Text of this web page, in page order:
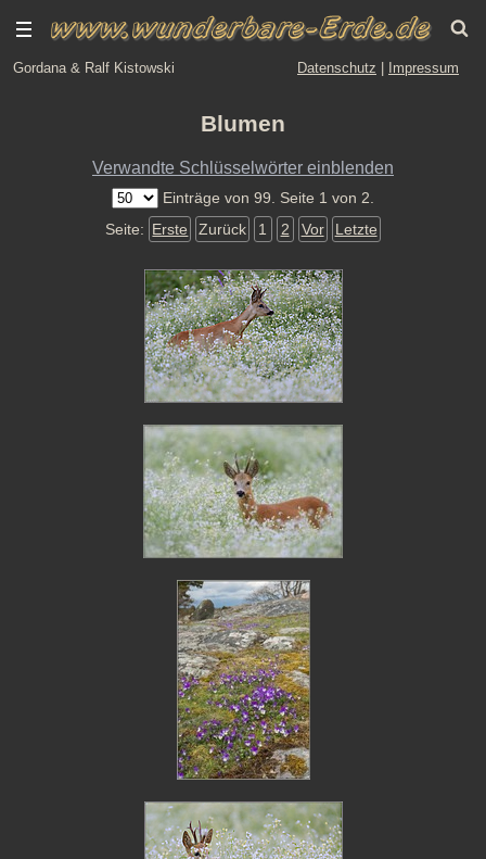
Gordana & Ralf Kistowski Datenschutz Impressum
Blumen
Verwandte Schlüsselwörter einblenden
Einträge von 99. Seite 1 von 2.
Seite: Erste Zurück 1 2 Vor Letzte